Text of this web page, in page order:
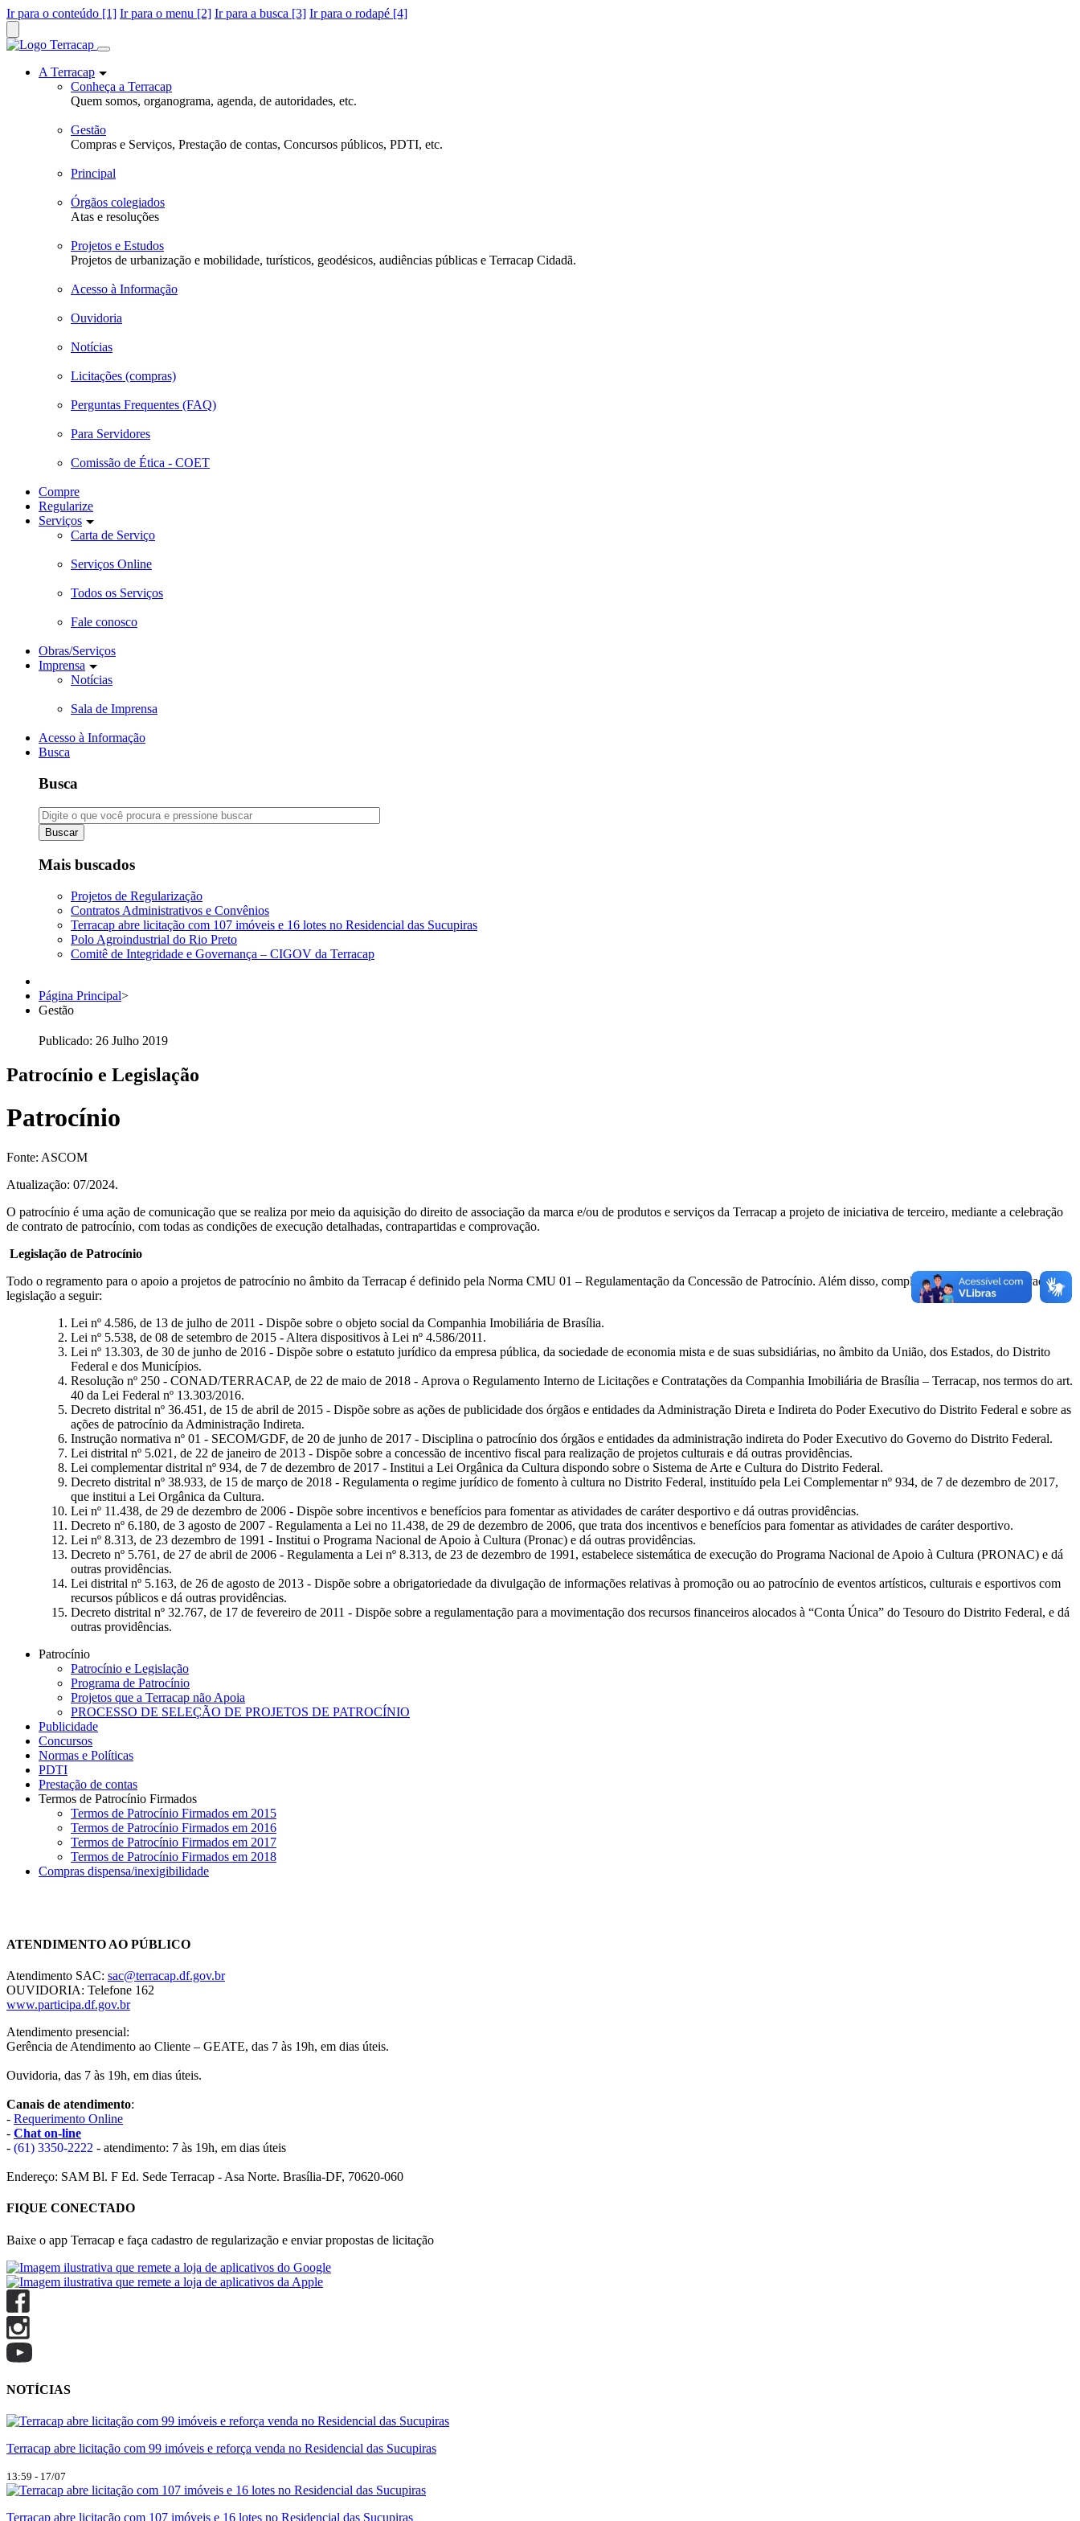
Ir para o conteúdo [1] Ir para o menu [2] Ir para a busca [3] Ir para o rodapé [4]
A Terracap
Conheça a Terracap
Quem somos, organograma, agenda, de autoridades, etc.
Gestão
Compras e Serviços, Prestação de contas, Concursos públicos, PDTI, etc.
Principal
Órgãos colegiados
Atas e resoluções
Projetos e Estudos
Projetos de urbanização e mobilidade, turísticos, geodésicos, audiências públicas e Terracap Cidadã.
Acesso à Informação
Ouvidoria
Notícias
Licitações (compras)
Perguntas Frequentes (FAQ)
Para Servidores
Comissão de Ética - COET
Compre
Regularize
Serviços
Carta de Serviço
Serviços Online
Todos os Serviços
Fale conosco
Obras/Serviços
Imprensa
Notícias
Sala de Imprensa
Acesso à Informação
Busca
Busca
Buscar
Mais buscados
Projetos de Regularização
Contratos Administrativos e Convênios
Terracap abre licitação com 107 imóveis e 16 lotes no Residencial das Sucupiras
Polo Agroindustrial do Rio Preto
Comitê de Integridade e Governança – CIGOV da Terracap
Página Principal>
Gestão
Publicado: 26 Julho 2019
Patrocínio e Legislação
Patrocínio
Fonte: ASCOM
Atualização: 07/2024.
O patrocínio é uma ação de comunicação que se realiza por meio da aquisição do direito de associação da marca e/ou de produtos e serviços da Terracap a projeto de iniciativa de terceiro, mediante a celebração
de contrato de patrocínio, com todas as condições de execução detalhadas, contrapartidas e comprovação.
Legislação de Patrocínio
Todo o regramento para o apoio a projetos de patrocínio no âmbito da Terracap é definido pela Norma CMU 01 – Regulamentação da Concessão de Patrocínio. Além disso, complementarmente, é observada a
legislação a seguir:
Lei nº 4.586, de 13 de julho de 2011 - Dispõe sobre o objeto social da Companhia Imobiliária de Brasília.
Lei nº 5.538, de 08 de setembro de 2015 - Altera dispositivos à Lei nº 4.586/2011.
Lei nº 13.303, de 30 de junho de 2016 - Dispõe sobre o estatuto jurídico da empresa pública, da sociedade de economia mista e de suas subsidiárias, no âmbito da União, dos Estados, do Distrito
Federal e dos Municípios.
Resolução nº 250 - CONAD/TERRACAP, de 22 de maio de 2018 - Aprova o Regulamento Interno de Licitações e Contratações da Companhia Imobiliária de Brasília – Terracap, nos termos do art.
40 da Lei Federal nº 13.303/2016.
Decreto distrital nº 36.451, de 15 de abril de 2015 - Dispõe sobre as ações de publicidade dos órgãos e entidades da Administração Direta e Indireta do Poder Executivo do Distrito Federal e sobre as
ações de patrocínio da Administração Indireta.
Instrução normativa nº 01 - SECOM/GDF, de 20 de junho de 2017 - Disciplina o patrocínio dos órgãos e entidades da administração indireta do Poder Executivo do Governo do Distrito Federal.
Lei distrital nº 5.021, de 22 de janeiro de 2013 - Dispõe sobre a concessão de incentivo fiscal para realização de projetos culturais e dá outras providências.
Lei complementar distrital nº 934, de 7 de dezembro de 2017 - Institui a Lei Orgânica da Cultura dispondo sobre o Sistema de Arte e Cultura do Distrito Federal.
Decreto distrital nº 38.933, de 15 de março de 2018 - Regulamenta o regime jurídico de fomento à cultura no Distrito Federal, instituído pela Lei Complementar nº 934, de 7 de dezembro de 2017,
que institui a Lei Orgânica da Cultura.
Lei nº 11.438, de 29 de dezembro de 2006 - Dispõe sobre incentivos e benefícios para fomentar as atividades de caráter desportivo e dá outras providências.
Decreto nº 6.180, de 3 agosto de 2007 - Regulamenta a Lei no 11.438, de 29 de dezembro de 2006, que trata dos incentivos e benefícios para fomentar as atividades de caráter desportivo.
Lei nº 8.313, de 23 dezembro de 1991 - Institui o Programa Nacional de Apoio à Cultura (Pronac) e dá outras providências.
Decreto nº 5.761, de 27 de abril de 2006 - Regulamenta a Lei nº 8.313, de 23 de dezembro de 1991, estabelece sistemática de execução do Programa Nacional de Apoio à Cultura (PRONAC) e dá
outras providências.
Lei distrital nº 5.163, de 26 de agosto de 2013 - Dispõe sobre a obrigatoriedade da divulgação de informações relativas à promoção ou ao patrocínio de eventos artísticos, culturais e esportivos com
recursos públicos e dá outras providências.
Decreto distrital nº 32.767, de 17 de fevereiro de 2011 - Dispõe sobre a regulamentação para a movimentação dos recursos financeiros alocados à “Conta Única” do Tesouro do Distrito Federal, e dá
outras providências.
Patrocínio
Patrocínio e Legislação
Programa de Patrocínio
Projetos que a Terracap não Apoia
PROCESSO DE SELEÇÃO DE PROJETOS DE PATROCÍNIO
Publicidade
Concursos
Normas e Políticas
PDTI
Prestação de contas
Termos de Patrocínio Firmados
Termos de Patrocínio Firmados em 2015
Termos de Patrocínio Firmados em 2016
Termos de Patrocínio Firmados em 2017
Termos de Patrocínio Firmados em 2018
Compras dispensa/inexigibilidade
ATENDIMENTO AO PÚBLICO
Atendimento SAC: sac@terracap.df.gov.br
OUVIDORIA: Telefone 162
www.participa.df.gov.br
Atendimento presencial:
Gerência de Atendimento ao Cliente – GEATE, das 7 às 19h, em dias úteis.
Ouvidoria, das 7 às 19h, em dias úteis.
Canais de atendimento:
- Requerimento Online
- Chat on-line
- (61) 3350-2222 - atendimento: 7 às 19h, em dias úteis
Endereço: SAM Bl. F Ed. Sede Terracap - Asa Norte. Brasília-DF, 70620-060
FIQUE CONECTADO
Baixe o app Terracap e faça cadastro de regularização e enviar propostas de licitação
NOTÍCIAS
Terracap abre licitação com 99 imóveis e reforça venda no Residencial das Sucupiras
13:59 - 17/07
Terracap abre licitação com 107 imóveis e 16 lotes no Residencial das Sucupiras